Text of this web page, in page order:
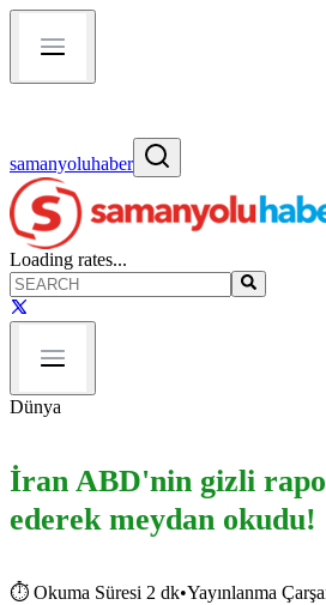
samanyoluhaber
Loading rates...
Dünya
İran ABD'nin gizli
ederek meydan okudu!
⏱ Okuma Süresi 2 dk•Yayınlanma